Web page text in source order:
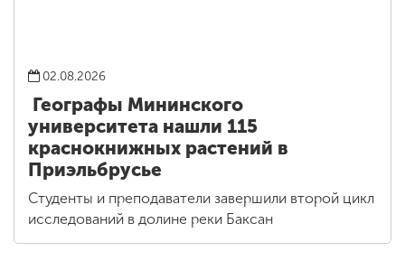
02.08.2026
Географы Мининского
университета нашли 115
краснокнижных растений в
Приэльбрусье
Студенты и преподаватели завершили второй цикл
исследований в долине реки Баксан